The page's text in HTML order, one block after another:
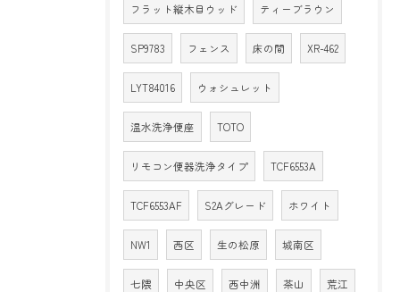
フラット縦木目ウッド ティーブラウン
SP9783 フェンス 床の間 XR-462
LYT84016 ウォシュレット
温水洗浄便座 TOTO
リモコン便器洗浄タイプ TCF6553A
TCF6553AF S2Aグレード ホワイト
NW1 西区 生の松原 城南区
七隈 中央区 西中洲 茶山 荒江